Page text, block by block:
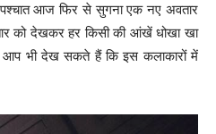
आज फिर से सुगना एक नए अवतार
को देखकर हर किसी की आंखें धोखा खा
आप भी देख सकते हैं कि इस कलाकारों में